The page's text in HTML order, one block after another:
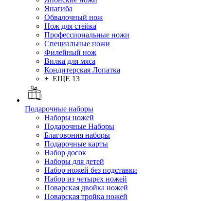
Янагиба
Обвалочный нож
Нож для стейка
Профессиональные ножи
Специальные ножи
Филейный нож
Вилка для мяса
Кондитерская Лопатка
+ ЕЩЕ 13
Подарочные наборы
Наборы ножей
Подарочные Наборы
Благовония наборы
Подарочные карты
Набор досок
Наборы для детей
Набор ножей без подставки
Набор из четырех ножей
Поварская двойка ножей
Поварская тройка ножей